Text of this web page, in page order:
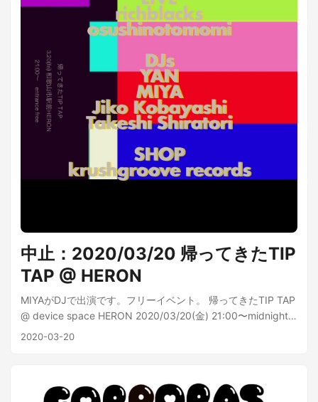
中止：2020/03/20 帰ってきたTIP
TAP @ HERON
MIYAがDJで出演です。フリーイベント。 帰ってきたTIP TAP
@ device space HERON 2020/03/20(金) 21:00〜midnight
入場無料 LIVE richblacks お寿司のともみ DJs YAN MIYA
2020-03-20